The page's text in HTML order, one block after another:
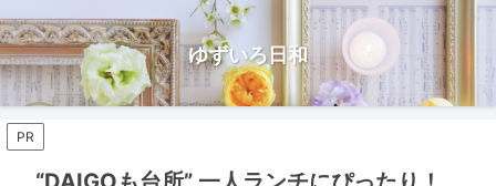
ゆずいろ日和
PR